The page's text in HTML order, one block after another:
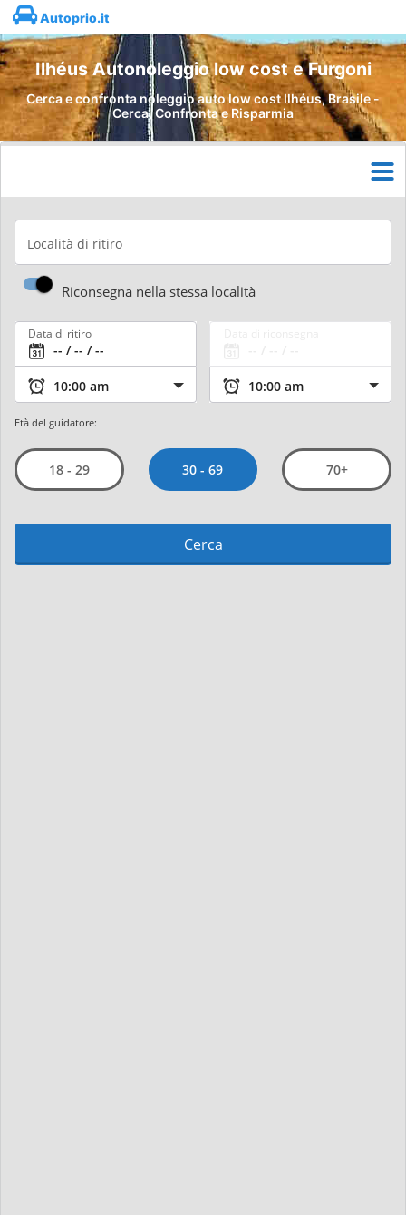
Autoprio.it
Ilhéus Autonoleggio low cost e Furgoni
Cerca e confronta noleggio auto low cost Ilhéus, Brasile -
Cerca, Confronta e Risparmia
Località di ritiro
Riconsegna nella stessa località
Data di ritiro
Età del guidatore:
18 - 29 30 - 69 70+
Cerca